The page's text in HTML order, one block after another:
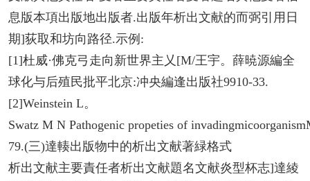
息版本項出版地出版者.出版年析出文献的而弼引用日
期]荻取和坊向路径.示例:
[1]杜威·佛克弓走向新世界主乂[M/王宇。薛暁源編全
球化与后殖民批平北京:冲央編逢出版社9910-33.
[2]Weinstein L。
Swatz M N Pathogenic propeties of
79.(三)達輳出版物中的析出文献著緑格式
析出文献主要責任者析出文献題名文献炎型杯志]達綾